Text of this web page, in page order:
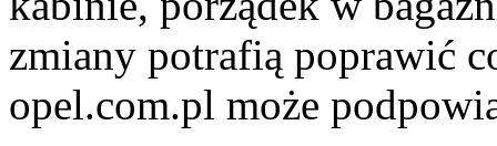
zmiany potrafią poprawić
opel.com.pl może